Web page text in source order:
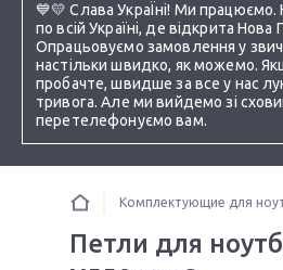
💙💛 Слава УкраЇні! Ми
по всій Україні, де відкрита Нова
Опрацьовуємо замовлення у
настільки швидко, як можемо.
пробачте, швидше за все у нас
тривога. Але ми вийдемо зі
перетелефонуємо вам.
Комплектующие для
Петли для